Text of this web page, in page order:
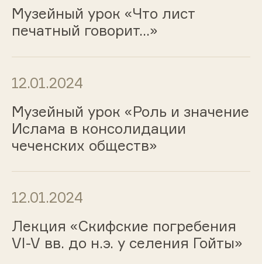
Музейный урок «Что лист
печатный говорит…»
12.01.2024
Музейный урок «Роль и значение
Ислама в консолидации
чеченских обществ»
12.01.2024
Лекция «Скифские погребения
VI-V вв. до н.э. у селения Гойты»